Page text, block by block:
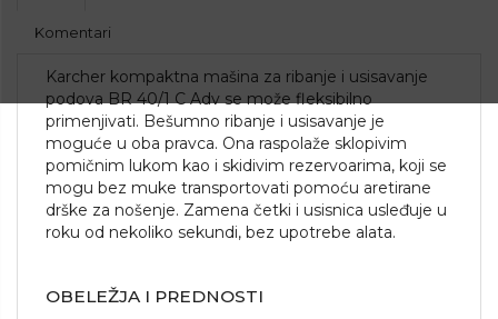
Komentari
Karcher kompaktna mašina za ribanje i usisavanje
podova BR 40/1 C Adv se može fleksibilno
primenjivati. Bešumno ribanje i usisavanje je
moguće u oba pravca. Ona raspolaže sklopivim
pomičnim lukom kao i skidivim rezervoarima, koji se
mogu bez muke transportovati pomoću aretirane
drške za nošenje. Zamena četki i usisnica usleđuje u
roku od nekoliko sekundi, bez upotrebe alata.
OBELEŽJA I PREDNOSTI